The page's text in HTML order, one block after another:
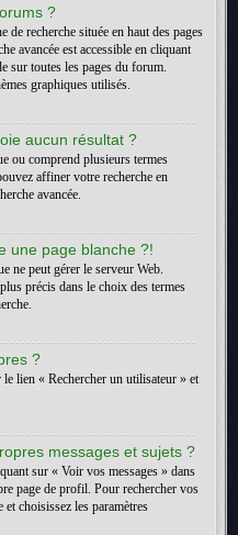
?
de recherche située en haut des pages
avancée est accessible en cliquant
sur toutes les pages du forum.
graphiques utilisés.
aucun résultat ?
ou comprend plusieurs termes
affiner votre recherche en
avancée.
une page blanche ?!
ne peut gérer le serveur Web.
précis dans le choix des termes
?
lien « Rechercher un utilisateur » et
messages et sujets ?
sur « Voir vos messages » dans
page de profil. Pour rechercher vos
et choisissez les paramètres